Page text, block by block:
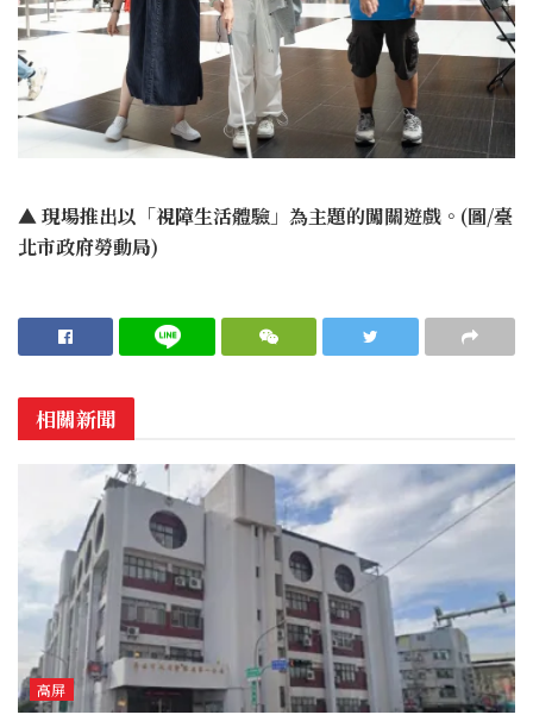
▲現場推出以「視障生活體驗」為主題的闖關遊戲。(圖/臺
北市政府勞動局)
相關新聞
高屏